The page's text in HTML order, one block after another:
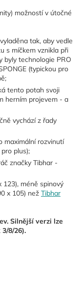
možností v útočné
tak, aby vedle
s míčkem vznikla při
byly technologie PRO
(typickou pro
tento potah svoji
herním projevem - a
vychází z řady
maximální rozvinutí
plus);
značky Tibhar -
méně spinový
x 105) než Tibhar
Silnější verzi lze
8/26).